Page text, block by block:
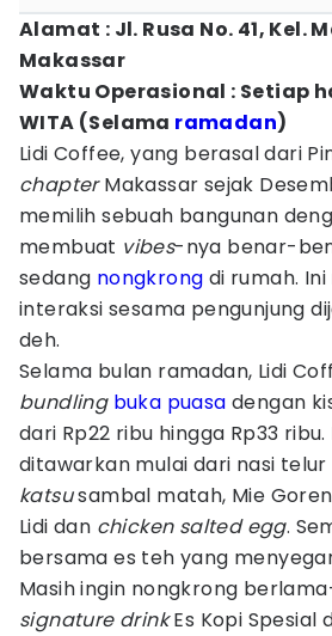
Alamat : Jl. Rusa No. 41, Kel.
Makassar
Waktu Operasional : Setiap
WITA (Selama ramadan)
Lidi Coffee, yang berasal dari
chapterMakassar sejak
memilih sebuah bangunan
membuat vibes-nya benar-
sedang nongkrong di rumah.
interaksi sesama pengunjung
deh.
Selama bulan ramadan, Lidi
bundling buka puasa dengan
dari Rp22 ribu hingga Rp33
ditawarkan mulai dari nasi
katsusambal matah, Mie
Lidi dan chicken salted egg.
bersama es teh yang
Masih ingin nongkrong
signature drinkEs Kopi Spesial